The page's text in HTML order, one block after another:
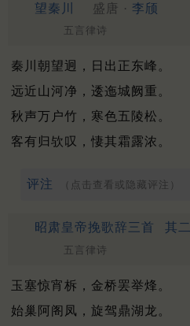
望秦川 盛唐 · 李颀
五言律诗
秦川朝望迥，日出正东峰。
远近山河净，逶迤城阙重。
秋声万户竹，寒色五陵松。
客有归欤叹，悽其霜露浓。
评注 （点击查看或隐藏评注）
昭肃皇帝挽歌辞三首 其二
五言律诗
玉塞惊宵柝，金桥罢举烽。
始巢阿阁凤，旋驾鼎湖龙。